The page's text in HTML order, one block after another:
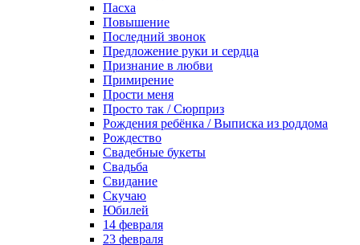
Пасха
Повышение
Последний звонок
Предложение руки и сердца
Признание в любви
Примирение
Прости меня
Просто так / Сюрприз
Рождения ребёнка / Выписка из роддома
Рождество
Свадебные букеты
Свадьба
Свидание
Скучаю
Юбилей
14 февраля
23 февраля